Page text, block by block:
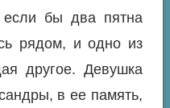
если бы два пятна
рядом, и одно из
другое. Девушка
в ее память,